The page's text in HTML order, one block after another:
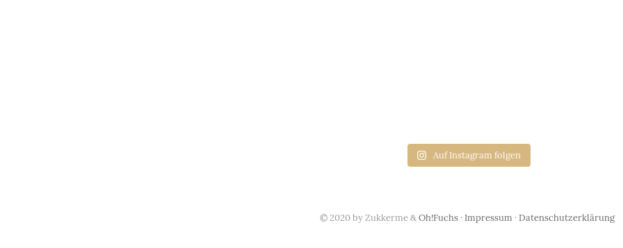
Auf Instagram folgen
© 2020 by Zukkerme &Oh!Fuchs · Impressum · Datenschutzerklärung